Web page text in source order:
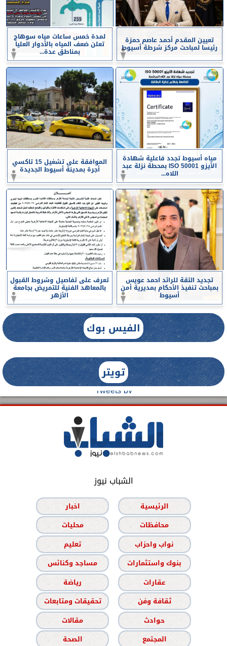
تعيين المقدم أحمد عاصم حمزة
رئيسا لمباحث مركز شرطة أسيوط
لمدة خمس ساعات مياه سوهاج
تعلن ضعف المياه بالأدوار العليا
بمناطق عدة...
مياه أسيوط تجدد فاعلية شهادة
الأيزو ISO 50001 بمحطة نزلة عبد
اللاه...
الموافقة على تشغيل 15 تاكسي
أجرة بمدينة أسيوط الجديدة
تجديد الثقة للرائد احمد عويس
بمباحث تنفيذ الأحكام بمديرية أمن
أسيوط
تعرف على تفاصيل وشروط القبول
بالمعاهد الفنية للتمريض بجامعة
الأزهر
الفيس بوك
تويتر
Tweets by
الشباب نيوز
الرئيسية
اخبار
محافظات
محليات
نواب واحزاب
تعليم
بنوك واستثمارات
مساجد وكنائس
عقارات
رياضة
ثقافة وفن
تحقيقات ومتابعات
حوادث
مقالات
المجتمع
الصحة